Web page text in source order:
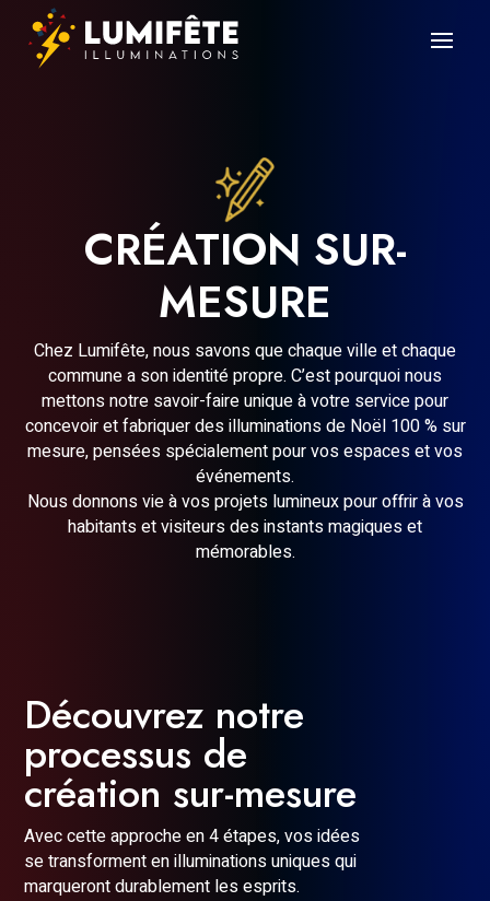
CRÉATION SUR-
MESURE
Chez Lumifête, nous savons que chaque ville et chaque
commune a son identité propre. C’est pourquoi nous
mettons notre savoir-faire unique à votre service pour
concevoir et fabriquer des illuminations de Noël 100 % sur
mesure, pensées spécialement pour vos espaces et vos
événements.
Nous donnons vie à vos projets lumineux pour offrir à vos
habitants et visiteurs des instants magiques et
mémorables.
Découvrez notre
processus de
création sur-mesure
Avec cette approche en 4 étapes, vos idées
se transforment en illuminations uniques qui
marqueront durablement les esprits.